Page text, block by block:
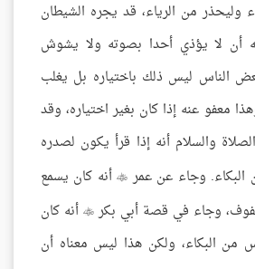
وليحذر من الرياء، قد يجره الشيطان
أن لا يؤذي أحدا بصوته ولا يشوش
الناس ليس ذلك باختياره بل يغلب
معفو عنه إذا كان بغير اختياره، وقد
والسلام أنه إذا قرأ يكون لصدره
البكاء. وجاء عن عمر أنه كان يسمع
وجاء في قصة أبي بكر  أنه كان
من البكاء، ولكن هذا ليس معناه أن